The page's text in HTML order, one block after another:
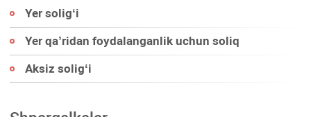
Yer soligʻi
Yer qa’ridan foydalanganlik uchun soliq
Aksiz soligʻi